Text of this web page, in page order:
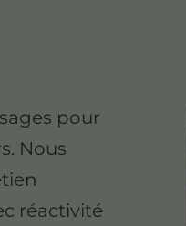
pour
Nous
réactivité